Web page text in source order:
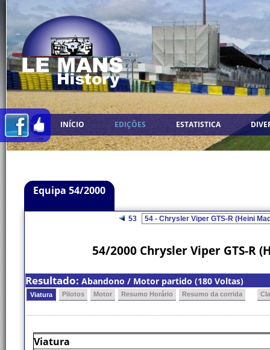
INÍCIO EDIÇÕES ESTATISTICA
Equipa 54/2000
53
54/2000 Chrysler Viper GTS-R
Resultado: Abandono / Motor partido (180 Voltas)
Viatura Pilotos Motor Resumo Horário Resumo da corrida
Viatura